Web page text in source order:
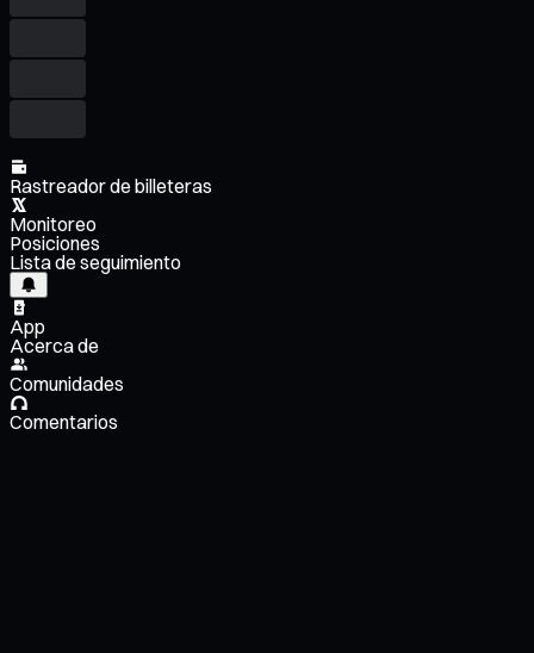
Rastreador de billeteras
Monitoreo
Posiciones
Lista de seguimiento
App
Acerca de
Comunidades
Comentarios